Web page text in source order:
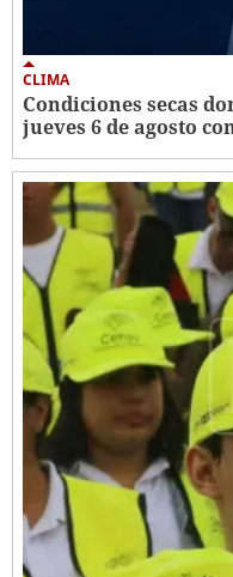
CLIMA
Condiciones secas
jueves 6 de agosto